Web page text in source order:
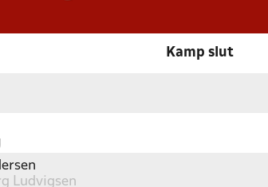
Kamp slut
Ludvigsen